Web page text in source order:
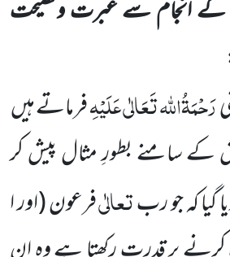
کے انجام سے عبرت ونصیحت
رَحْمَۃُاللہ تَعَالٰی عَلَیْہِفرماتے ہیں
کے سامنے بطورِ مثال پیش کر
گیا کہ جو ربتعالٰیفرعون(اور ا